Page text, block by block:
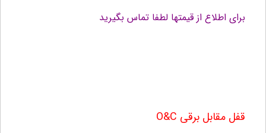
برای اطلاع از قیمتها لطفا تماس بگیرید
قفل مقابل برقی O&C